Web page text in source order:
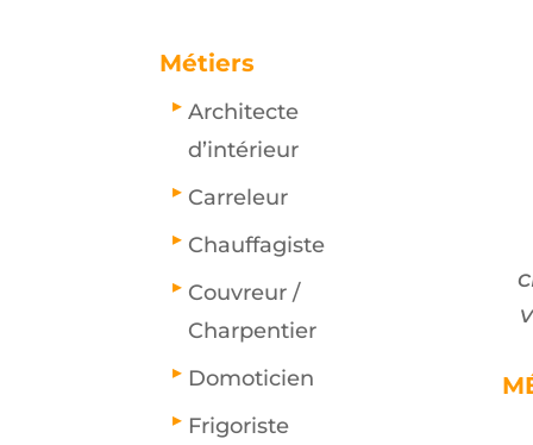
Métiers
Architecte
d’intérieur
Carreleur
Chauffagiste
Couvreur /
Charpentier
Domoticien
Frigoriste